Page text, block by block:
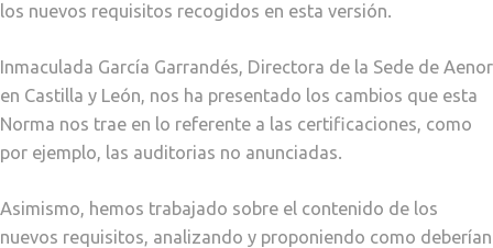
los nuevos requisitos recogidos en esta versión.
Inmaculada García Garrandés, Directora de la Sede de Aenor
en Castilla y León, nos ha presentado los cambios que esta
Norma nos trae en lo referente a las certificaciones, como
por ejemplo, las auditorias no anunciadas.
Asimismo, hemos trabajado sobre el contenido de los
nuevos requisitos, analizando y proponiendo como deberían